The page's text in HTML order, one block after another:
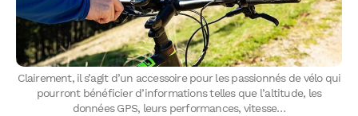
Clairement, il s’agit d’un accessoire pour les passionnés de vélo qui
pourront bénéficier d’informations telles que l’altitude, les
données GPS, leurs performances, vitesse…